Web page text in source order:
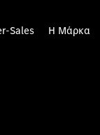
Sales Η Μάρκα